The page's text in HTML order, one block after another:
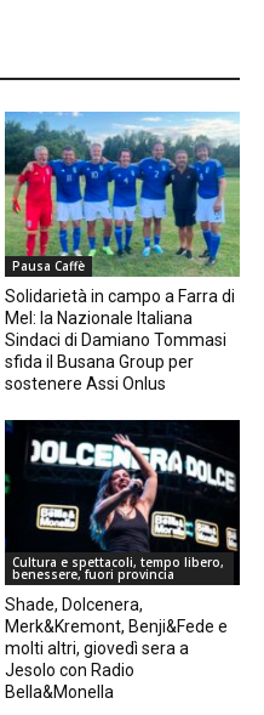
Pausa Caffè
Solidarietà in campo a Farra di
Mel: la Nazionale Italiana
Sindaci di Damiano Tommasi
sfida il Busana Group per
sostenere Assi Onlus
Cultura e spettacoli, tempo libero,
benessere, fuori provincia
Shade, Dolcenera,
Merk&Kremont, Benji&Fede e
molti altri, giovedì sera a
Jesolo con Radio
Bella&Monella